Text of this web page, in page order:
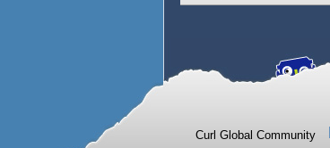
Curl Global Community